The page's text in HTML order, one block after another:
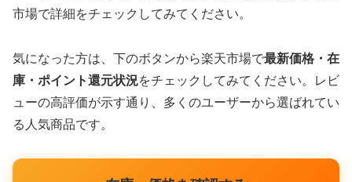
市場で詳細をチェックしてみてください。
気になった方は、下のボタンから楽天市場で最新価格・在
庫・ポイント還元状況をチェックしてみてください。レビ
ューの高評価が示す通り、多くのユーザーから選ばれてい
る人気商品です。